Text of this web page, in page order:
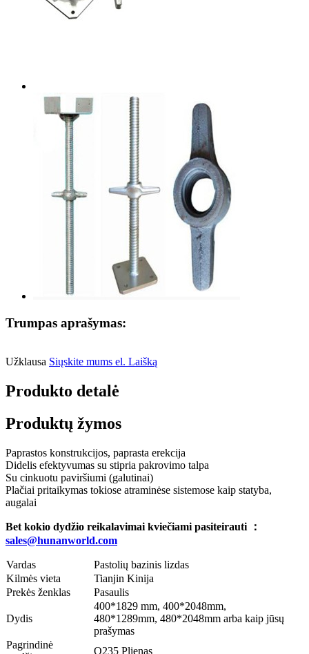
Trumpas aprašymas:
Užklausa Siųskite mums el. Laišką
Produkto detalė
Produktų žymos
Paprastos konstrukcijos, paprasta erekcija
Didelis efektyvumas su stipria pakrovimo talpa
Su cinkuotu paviršiumi (galutinai)
Plačiai pritaikymas tokiose atraminėse sistemose kaip statyba,
augalai
Bet kokio dydžio reikalavimai kviečiami pasiteirauti ：
sales@hunanworld.com
Vardas
Pastolių bazinis lizdas
Kilmės vieta
Tianjin Kinija
Prekės ženklas
Pasaulis
Dydis
400*1829 mm, 400*2048mm,
480*1289mm, 480*2048mm arba kaip jūsų
prašymas
Pagrindinė
Q235 Plienas